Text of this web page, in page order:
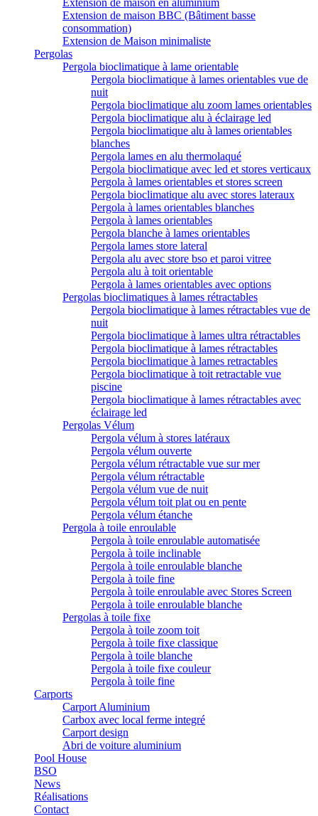
Extension de maison en aluminium
Extension de maison BBC (Bâtiment basse
consommation)
Extension de Maison minimaliste
Pergolas
Pergola bioclimatique à lame orientable
Pergola bioclimatique à lames orientables vue de
nuit
Pergola bioclimatique alu zoom lames orientables
Pergola bioclimatique alu à éclairage led
Pergola bioclimatique alu à lames orientables
blanches
Pergola lames en alu thermolaqué
Pergola bioclimatique avec led et stores verticaux
Pergola à lames orientables et stores screen
Pergola bioclimatique alu avec stores lateraux
Pergola à lames orientables blanches
Pergola à lames orientables
Pergola blanche à lames orientables
Pergola lames store lateral
Pergola alu avec store bso et paroi vitree
Pergola alu à toit orientable
Pergola à lames orientables avec options
Pergolas bioclimatiques à lames rétractables
Pergola bioclimatique à lames rétractables vue de
nuit
Pergola bioclimatique à lames ultra rétractables
Pergola bioclimatique à lames rétractables
Pergola bioclimatique à lames retractables
Pergola bioclimatique à toit retractable vue
piscine
Pergola bioclimatique à lames rétractables avec
éclairage led
Pergolas Vélum
Pergola vélum à stores latéraux
Pergola vélum ouverte
Pergola vélum rétractable vue sur mer
Pergola vélum rétractable
Pergola vélum vue de nuit
Pergola vélum toit plat ou en pente
Pergola vélum étanche
Pergola à toile enroulable
Pergola à toile enroulable automatisée
Pergola à toile inclinable
Pergola à toile enroulable blanche
Pergola à toile fine
Pergola à toile enroulable avec Stores Screen
Pergola à toile enroulable blanche
Pergolas à toile fixe
Pergola à toile zoom toit
Pergola à toile fixe classique
Pergola à toile blanche
Pergola à toile fixe couleur
Pergola à toile fine
Carports
Carport Aluminium
Carbox avec local ferme integré
Carport design
Abri de voiture aluminium
Pool House
BSO
News
Réalisations
Contact